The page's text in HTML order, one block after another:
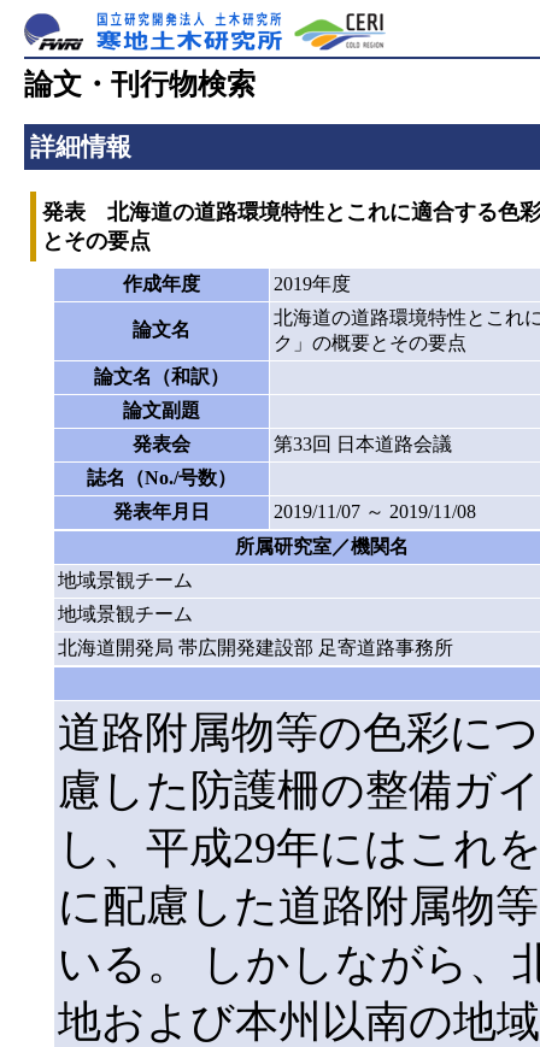
論文・刊行物検索
詳細情報
発表 北海道の道路環境特性とこれに適合する色
とその要点
作成年度 2019年度
論文名
北海道の道路環境特性とこれ
ク」の概要とその要点
論文名（和訳）
論文副題
発表会
第33回 日本道路会議
誌名（No./号数）
発表年月日
2019/11/07 ～ 2019/11/08
所属研究室／機関名
地域景観チーム
地域景観チーム
北海道開発局 帯広開発建設部 足寄道路事務所
道路附属物等の色彩に
慮した防護柵の整備ガ
し、平成29年にはこれ
に配慮した道路附属物
いる。 しかしながら、
地および本州以南の地